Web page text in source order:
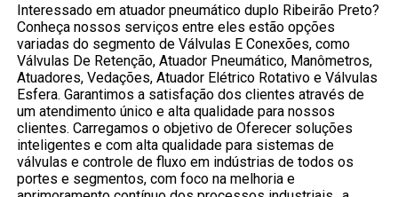
Interessado em atuador pneumático duplo Ribeirão Preto?
Conheça nossos serviços entre eles estão opções
variadas do segmento de Válvulas E Conexões, como
Válvulas De Retenção, Atuador Pneumático, Manômetros,
Atuadores, Vedações, Atuador Elétrico Rotativo e Válvulas
Esfera. Garantimos a satisfação dos clientes através de
um atendimento único e alta qualidade para nossos
clientes. Carregamos o objetivo de Oferecer soluções
inteligentes e com alta qualidade para sistemas de
válvulas e controle de fluxo em indústrias de todos os
portes e segmentos, com foco na melhoria e